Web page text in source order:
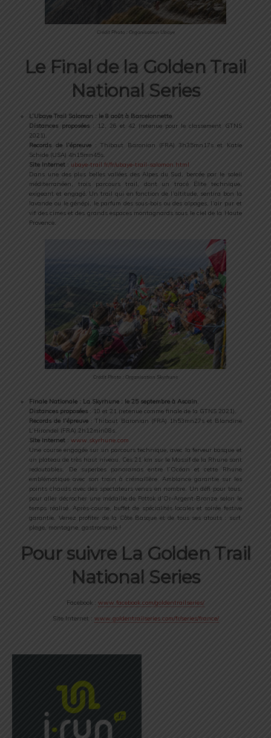
Crédit Photo : Organisation Ubaye
Le Final de la Golden Trail
National Series
L’Ubaye Trail Salomon : le 8 août à Barcelonnette.
Distances proposées: 12, 26 et 42 (retenue pour le classement GTNS
2021).
Records de l’épreuve: Thibaut Baronian (FRA) 3h35mn17s et Katie
Schide (USA) 4h15mn45s.
Site Internet : ubaye-trail.fr/fr/ubaye-trail-salomon.html
Dans une des plus belles vallées des Alpes du Sud, bercée par le soleil
méditerranéen, trois parcours trail, dont un tracé Élite technique,
exigeant et engagé. Un trail qui en fonction de l’altitude, sentira bon la
lavande ou le génépi, le parfum des sous-bois ou des alpages, l’air pur et
vif des cimes et des grands espaces montagnards sous le ciel de la Haute
Provence.
Crédit Photo : Organisation Skyrhune
Finale Nationale : La Skyrhune : le 25 septembre à Ascain
Distances proposées : 10 et 21 (retenue comme finale de la GTNS 2021).
Records de l’épreuve : Thibaut Baronian (FRA) 1h53mn27s et Blandine
L’Hirondel (FRA) 2h12min08s.
Site Internet :www.skyrhune.com
Une course engagée sur un parcours technique, avec la ferveur basque et
un plateau de très haut niveau. Ces 21 km sur le Massif de la Rhune sont
redoutables. De superbes panoramas entre l’Océan et cette Rhune
emblématique avec son train à crémaillère. Ambiance garantie sur les
points chauds avec des spectateurs venus en nombre. Un défi pour tous,
pour aller décrocher une médaille de Pottok d’Or-Argent-Bronze selon le
temps réalisé. Après-course, buffet de spécialités locales et soirée festive
garantie. Venez profiter de la Côte Basque et de tous ses atouts : surf,
plage, montagne, gastronomie !
Pour suivre La Golden Trail
National Series
Facebook : www.facebook.com/goldentrailseries/
Site Internet : www.goldentrailseries.com/fr/series/france/